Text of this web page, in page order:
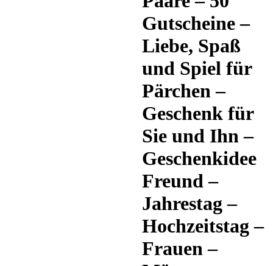
Gutscheine –
Liebe, Spaß
und Spiel für
Pärchen –
Geschenk für
Sie und Ihn –
Geschenkidee
Freund –
Jahrestag –
Hochzeitstag –
Frauen –